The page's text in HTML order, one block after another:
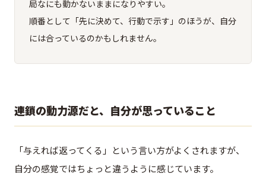
局なにも動かないままになりやすい。
順番として「先に決めて、行動で示す」のほうが、自分
には合っているのかもしれません。
連鎖の動力源だと、自分が思っていること
「与えれば返ってくる」という言い方がよくされますが、
自分の感覚ではちょっと違うように感じています。